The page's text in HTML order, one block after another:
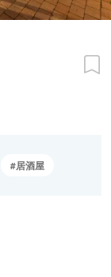
居酒屋